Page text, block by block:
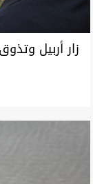
زار أربيل